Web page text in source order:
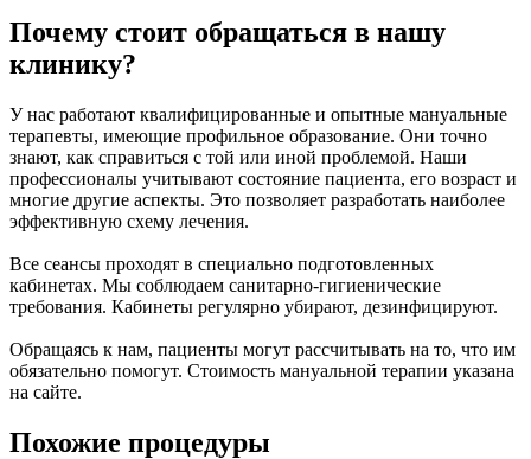
Почему стоит обращаться в нашу
клинику?
У нас работают квалифицированные и опытные мануальные
терапевты, имеющие профильное образование. Они точно
знают, как справиться с той или иной проблемой. Наши
профессионалы учитывают состояние пациента, его возраст и
многие другие аспекты. Это позволяет разработать наиболее
эффективную схему лечения.
Все сеансы проходят в специально подготовленных
кабинетах. Мы соблюдаем санитарно-гигиенические
требования. Кабинеты регулярно убирают, дезинфицируют.
Обращаясь к нам, пациенты могут рассчитывать на то, что им
обязательно помогут. Стоимость мануальной терапии указана
на сайте.
Похожие процедуры